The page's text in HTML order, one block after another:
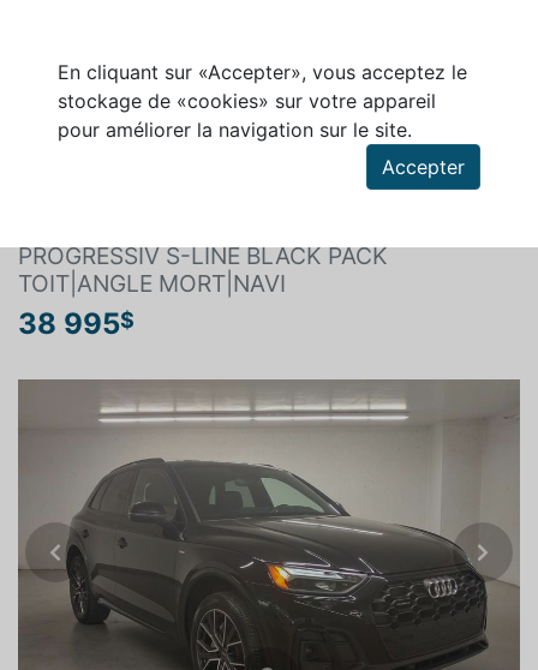
En cliquant sur «Accepter», vous acceptez le
stockage de «cookies» sur votre appareil
pour améliorer la navigation sur le site.
Accepter
PROGRESSIV S-LINE BLACK PACK
TOIT|ANGLE MORT|NAVI
38 995$
Previous Next